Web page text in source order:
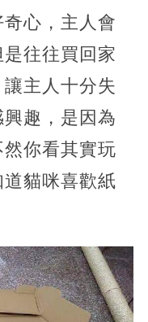
心，主人會
往往買回家
主人十分失
趣，是因為
你看其實玩
貓咪喜歡紙